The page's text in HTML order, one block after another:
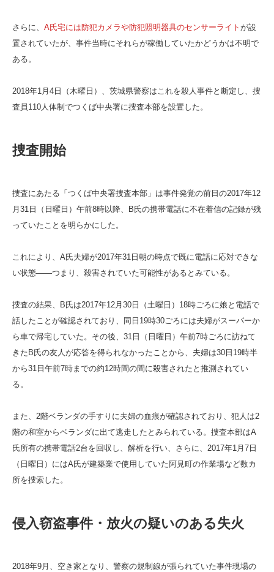
さらに、 A氏宅には防犯カメラや防犯照明器具のセンサーライト が設
置されていたが、事件当時にそれらが稼働していたかどうかは不明で
ある。
2018年1月4日（木曜日）、茨城県警察はこれを殺人事件と断定し、捜
査員110人体制でつくば中央署に捜査本部を設置した。
捜査開始
捜査にあたる「つくば中央署捜査本部」は事件発覚の前日の2017年12
月31日（日曜日）午前8時以降、B氏の携帯電話に不在着信の記録が残
っていたことを明らかにした。
これにより、A氏夫婦が2017年31日朝の時点で既に電話に応対できな
い状態――つまり、殺害されていた可能性があるとみている。
捜査の結果、B氏は2017年12月30日（土曜日）18時ごろに娘と電話で
話したことが確認されており、同日19時30ごろには夫婦がスーパーか
ら車で帰宅していた。その後、31日（日曜日）午前7時ごろに訪ねて
きたB氏の友人が応答を得られなかったことから、夫婦は30日19時半
から31日午前7時までの約12時間の間に殺害されたと推測されてい
る。
また、2階ベランダの手すりに夫婦の血痕が確認されており、犯人は2
階の和室からベランダに出て逃走したとみられている。捜査本部はA
氏所有の携帯電話2台を回収し、解析を行い、さらに、2017年1月7日
（日曜日）にはA氏が建築業で使用していた阿見町の作業場など数カ
所を捜索した。
侵入窃盗事件・放火の疑いのある失火
2018年9月、空き家となり、警察の規制線が張られていた事件現場の